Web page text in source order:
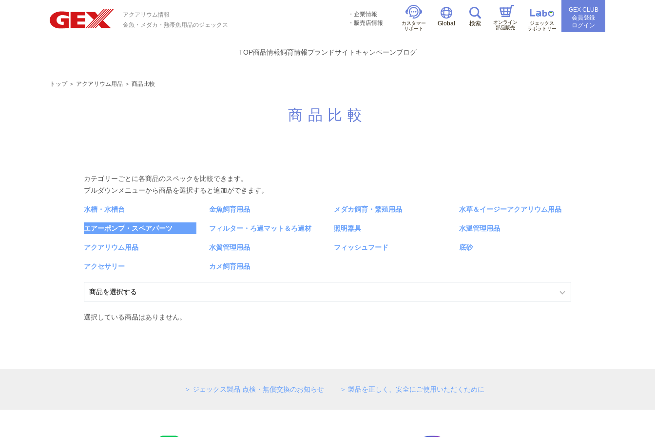
アクアリウム情報
金魚・メダカ・熱帯魚用品のジェックス
カスタマー
サポート
Global 検索
オンライン
部品販売
ジェックス
ラボラトリー
TOP商品情報飼育情報ブランドサイト キャンペーンブログ
企業情報
販売店情報
GEX CLUB
会員登録
ログイン
トップ＞ アクアリウム用品 ＞ 商品比較
商品比較
カテゴリーごとに各商品のスペックを比較できます。
プルダウンメニューから商品を選択すると追加ができます。
水槽・水槽台 金魚飼育用品 メダカ飼育・繁殖用品 水草＆イージーアクアリウム用品
エアーポンプ・スペアパーツ フィルター・ろ過マット＆ろ過材 照明器具 水温管理用品
アクアリウム用品 水質管理用品 フィッシュフード 底砂
アクセサリー カメ飼育用品
選択している商品はありません。
ジェックス製品 点検・無償交換のお知らせ 製品を正しく、安全にご使用いただくために